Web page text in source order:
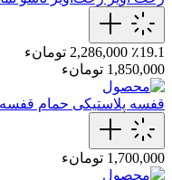
٪19.1 2,286,000 تومانء
1,850,000 تومانء
قفسه پلاستیکی حمام
1,700,000 تومانء